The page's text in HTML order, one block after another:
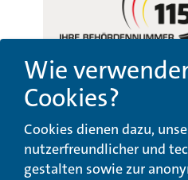
Anregungs- und
Qualitätsmanagement
Wie
Cookies?
Cookies dienen dazu,
nutzerfreundlicher und
gestalten sowie zur